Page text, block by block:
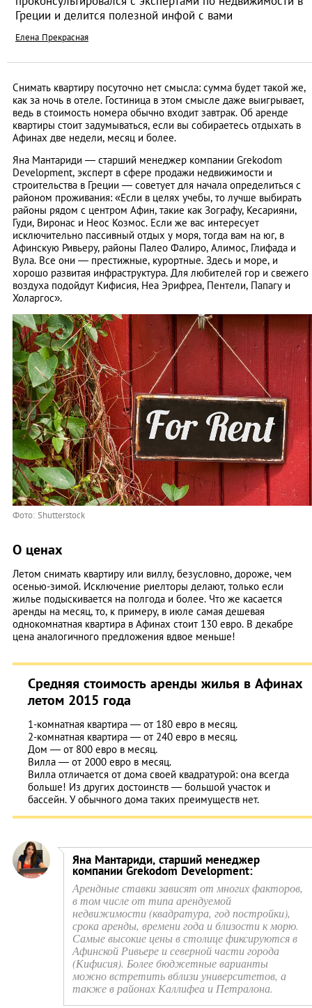
Греции и делится полезной инфой с вами
Елена Прекрасная
Снимать квартиру посуточно нет смысла: сумма будет такой же,
как за ночь в отеле. Гостиница в этом смысле даже выигрывает,
ведь в стоимость номера обычно входит завтрак. Об аренде
квартиры стоит задумываться, если вы собираетесь отдыхать в
Афинах две недели, месяц и более.
Яна Мантариди ― старший менеджер компании Grekodom
Development, эксперт в сфере продажи недвижимости и
строительства в Греции — советует для начала определиться с
районом проживания: «Если в целях учебы, то лучше выбирать
районы рядом с центром Афин, такие как Зографу, Кесарияни,
Гуди, Виронас и Неос Козмос. Если же вас интересует
исключительно пассивный отдых у моря, тогда вам на юг, в
Афинскую Ривьеру, районы Палео Фалиро, Алимос, Глифада и
Вула. Все они — престижные, курортные. Здесь и море, и
хорошо развитая инфраструктура. Для любителей гор и свежего
воздуха подойдут Кифисия, Неа Эрифреа, Пентели, Папагу и
Холаргос».
Фото: Shutterstock
О ценах
Летом снимать квартиру или виллу, безусловно, дороже, чем
осенью-зимой. Исключение риелторы делают, только если
жилье подыскивается на полгода и более. Что же касается
аренды на месяц, то, к примеру, в июле самая дешевая
однокомнатная квартира в Афинах стоит 130 евро. В декабре
цена аналогичного предложения вдвое меньше!
Средняя стоимость аренды жилья в Афинах
летом 2015 года
1-комнатная квартира — от 180 евро в месяц.
2-комнатная квартира — от 240 евро в месяц.
Дом — от 800 евро в месяц.
Вилла — от 2000 евро в месяц.
Вилла отличается от дома своей квадратурой: она всегда
больше! Из других достоинств — большой участок и
бассейн. У обычного дома таких преимуществ нет.
Яна Мантариди, старший менеджер
компании Grekodom Development:
Арендные ставки зависят от многих факторов,
в том числе от типа арендуемой
недвижимости (квадратура, год постройки),
срока аренды, времени года и близости к морю.
Самые высокие цены в столице фиксируются в
Афинской Ривьере и северной части города
(Кифисия). Более бюджетные варианты
можно встретить вблизи университетов, а
также в районах Каллифеа и Петралона.